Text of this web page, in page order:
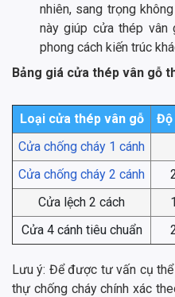
nhiên, sang trọng
này giúp cửa thép vân
phong cách kiến trúc
Bảng giá cửa thép vân gỗ
Loại cửa thép vân gỗ Độ
Cửa chống cháy 1 cánh
Cửa chống cháy 2 cánh
Cửa lệch 2 cách
Cửa 4 cánh tiêu chuẩn
Lưu ý: Để được tư vấn cụ
thự chống cháy chính xác